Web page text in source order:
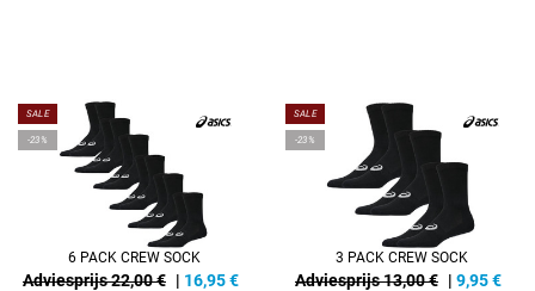
SALE
-23%
6 PACK CREW SOCK
Adviesprijs 22,00 € | 16,95€
SALE
-23%
3 PACK CREW SOCK
Adviesprijs 13,00 € | 9,95€